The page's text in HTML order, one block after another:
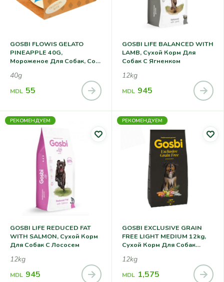
GOSBI FLOWIS GELATO
PINEAPPLE 40G,
Мороженое Для Собак, Со
40g
MDL 55
GOSBI LIFE BALANCED WITH
LAMB, Сухой Корм Для
Собак С Ягненком
12kg
MDL 945
РЕКОМЕНДУЕМ
GOSBI LIFE REDUCED FAT
WITH SALMON, Сухой Корм
Для Собак С Лососем
12kg
MDL 945
РЕКОМЕНДУЕМ
GOSBI EXCLUSIVE GRAIN
FREE LIGHT MEDIUM 12kg,
Сухой Корм Для Собак
12kg
MDL 1,575